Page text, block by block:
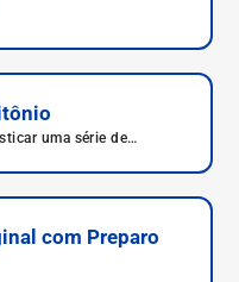
uma série de
que porventura
com Preparo